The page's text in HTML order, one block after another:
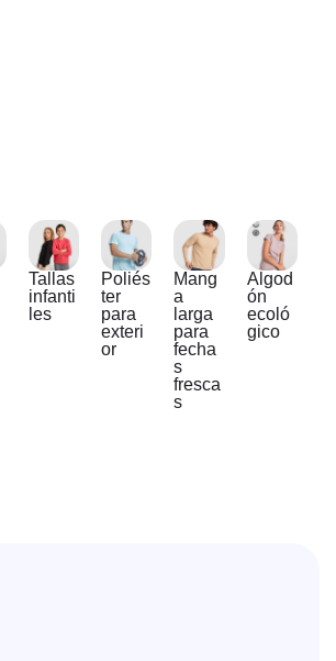
Tallas
infanti
les
Poliés
ter
para
exteri
or
Mang
a
larga
para
fecha
s
fresca
s
Algod
ón
ecoló
gico